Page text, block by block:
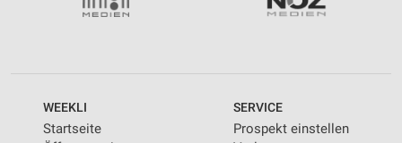
WEEKLI
Startseite
SERVICE
Prospekt einstellen